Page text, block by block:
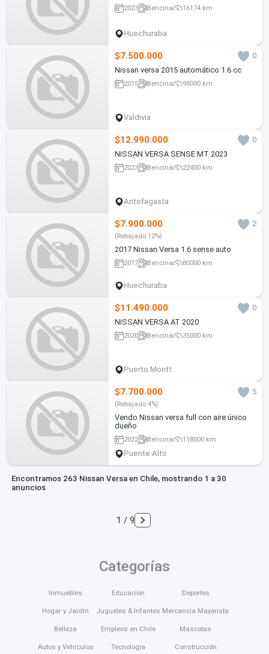
2023 Bencina 16174 km
Huechuraba
$7.500.000
0
Nissan versa 2015 automático 1.6 cc
2015 Bencina 98000 km
Valdivia
$12.990.000
0
NISSAN VERSA SENSE MT 2023
2023 Bencina 22400 km
Antofagasta
$7.900.000 2
(Rebajado 12%)
2017 Nissan Versa 1.6 sense auto
2017 Bencina 80000 km
Huechuraba
$11.490.000
0
NISSAN VERSA AT 2020
2020 Bencina 35000 km
Puerto Montt
$7.700.000 5
(Rebajado 4%)
Vendo Nissan versa full con aire único
dueño
2022 Bencina 118000 km
Puente Alto
Encontramos 263 Nissan Versa en Chile, mostrando 1 a 30
anuncios
1 / 9
Categorías
Inmuebles
Hogar y Jardín
Belleza
Autos y Vehículos
Educación
Juguetes & Infantes
Empleos en Chile
Tecnología
Deportes
Mercancía Mayorista
Mascotas
Construcción